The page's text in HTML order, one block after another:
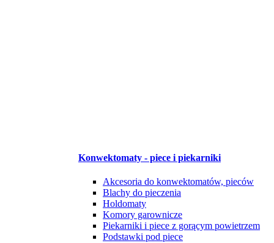
Konwektomaty - piece i piekarniki
Akcesoria do konwektomatów, pieców
Blachy do pieczenia
Holdomaty
Komory garownicze
Piekarniki i piece z gorącym powietrzem
Podstawki pod piece